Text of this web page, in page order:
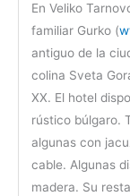
En Veliko
familiar Gurko (
antiguo de la
colina Sveta
XX. El hotel
rústico búlgaro.
algunas con
cable. Algunas
madera. Su